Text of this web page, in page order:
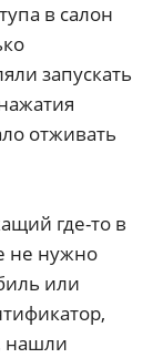
в салон
запускать
отживать
где-то в
не нужно
или
нашли